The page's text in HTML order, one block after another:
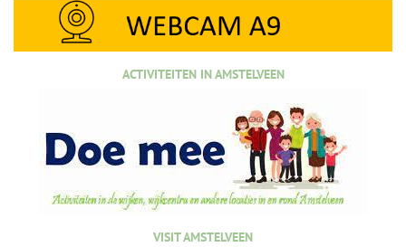
ACTIVITEITEN IN AMSTELVEEN
VISIT AMSTELVEEN